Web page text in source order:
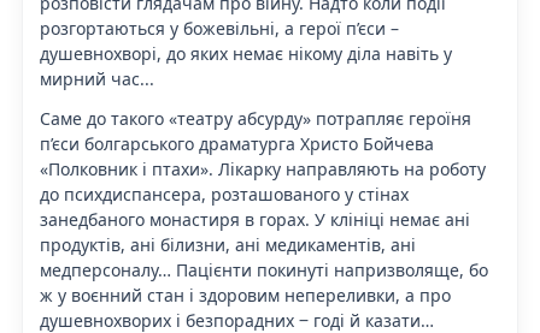
розгортаються у божевільні, а герої п’єси –
душевнохворі, до яких немає нікому діла навіть у
мирний час...
Саме до такого «театру абсурду» потрапляє героїня
п’єси болгарського драматурга Христо Бойчева
«Полковник і птахи». Лікарку направляють на роботу
до психдиспансера, розташованого у стінах
занедбаного монастиря в горах. У клініці немає ані
продуктів, ані білизни, ані медикаментів, ані
медперсоналу… Пацієнти покинуті напризволяще, бо
ж у воєнний стан і здоровим непереливки, а про
душевнохворих і безпорадних ‒ годі й казати…